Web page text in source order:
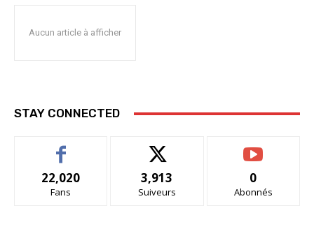
Aucun article à afficher
STAY CONNECTED
22,020
Fans
3,913
Suiveurs
0
Abonnés